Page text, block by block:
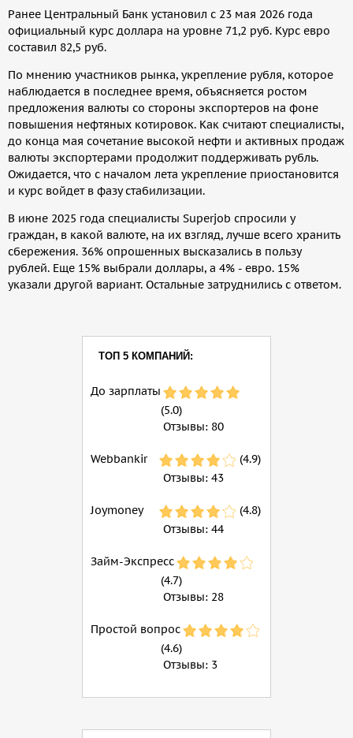
Ранее Центральный Банк установил с 23 мая 2026 года
официальный курс доллара на уровне 71,2 руб. Курс евро
составил 82,5 руб.
По мнению участников рынка, укрепление рубля, которое
наблюдается в последнее время, объясняется ростом
предложения валюты со стороны экспортеров на фоне
повышения нефтяных котировок. Как считают специалисты,
до конца мая сочетание высокой нефти и активных продаж
валюты экспортерами продолжит поддерживать рубль.
Ожидается, что с началом лета укрепление приостановится
и курс войдет в фазу стабилизации.
В июне 2025 года специалисты Superjob спросили у
граждан, в какой валюте, на их взгляд, лучше всего хранить
сбережения. 36% опрошенных высказались в пользу
рублей. Еще 15% выбрали доллары, а 4% - евро. 15%
указали другой вариант. Остальные затруднились с ответом.
ТОП 5 КОМПАНИЙ:
До зарплаты
(5.0)
Отзывы: 80
Webbankir
(4.9)
Отзывы: 43
Joymoney
(4.8)
Отзывы: 44
Займ-Экспресс
(4.7)
Отзывы: 28
Простой вопрос
(4.6)
Отзывы: 3